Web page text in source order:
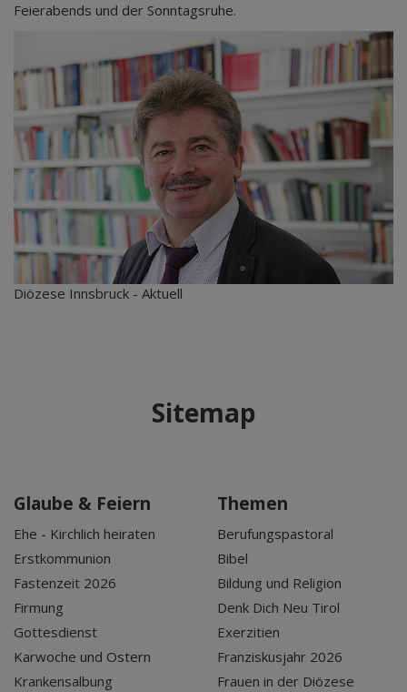
Feierabends und der Sonntagsruhe.
Diözese Innsbruck - Aktuell
Sitemap
Glaube & Feiern
Ehe - Kirchlich heiraten
Erstkommunion
Fastenzeit 2026
Firmung
Gottesdienst
Karwoche und Ostern
Krankensalbung
Themen
Berufungspastoral
Bibel
Bildung und Religion
Denk Dich Neu Tirol
Exerzitien
Franziskusjahr 2026
Frauen in der Diözese